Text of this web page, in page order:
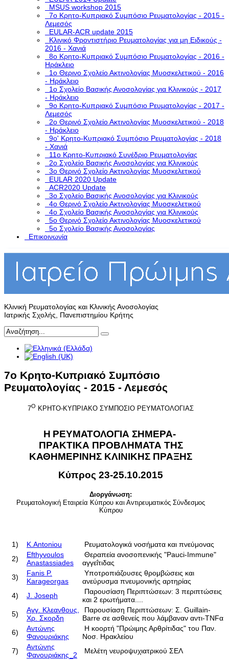
MSUS workshop 2015
7ο Κρητο-Κυπριακό Συμπόσιο Ρευματολογίας - 2015 -
Λεμεσός
EULAR-ACR update 2015
Κλινικό Φροντιστήριο Ρευματολογίας για μη Ειδικούς -
2016 - Χανιά
8ο Κρητο-Κυπριακό Συμπόσιο Ρευματολογίας - 2016 -
Ηράκλειο
1ο Θερινο Σχολείο Ακτινολογίας Μυοσκελετικού - 2016
- Ηράκλειο
1o Σχολείο Βασικής Ανοσολογίας για Κλινικούς - 2017
- Ηράκλειο
9ο Κρητο-Κυπριακό Συμπόσιο Ρευματολογίας - 2017 -
Λεμεσός
2ο Θερινό Σχολείο Ακτινολογίας Μυοσκελετικού - 2018
- Ηράκλειο
9ο' Κρητο-Κυπριακό Συμπόσιο Ρευματολογίας - 2018
- Χανιά
11ο Κρητο-Κυπριακό Συνέδριο Ρευματολογίας
2o Σχολείο Βασικής Ανοσολογίας για Κλινικούς
3o Θερινό Σχολείο Ακτινολογίας Μυοσκελετικού
EULAR 2020 Update
ACR2020 Update
3ο Σχολείο Βασικής Ανοσολογίας για Κλινικούς
4ο Θερινό Σχολείο Ακτινολογίας Μυοσκελετικού
4ο Σχολείο Βασικής Ανοσολογίας για Κλινικούς
5o Θερινό Σχολείο Ακτινολογίας Μυοσκελετικού
5ο Σχολείο Βασικής Ανοσολογίας
Επικοινωνία
Κλινική Ρευματολογίας και Κλινικής Ανοσολογίας
Ιατρικής Σχολής, Πανεπιστημίου Κρήτης
7ο Κρητο-Κυπριακό Συμπόσιο
Ρευματολογίας - 2015 - Λεμεσός
7Ο ΚΡΗΤΟ-ΚΥΠΡΙΑΚΟ ΣΥΜΠΟΣΙΟ ΡΕΥΜΑΤΟΛΟΓΙΑΣ
H ΡΕΥΜΑΤΟΛΟΓΙΑ ΣΗΜΕΡΑ-
ΠΡΑΚΤΙΚΑ ΠΡΟΒΛΗΜΑΤΑ ΤΗΣ
ΚΑΘΗΜΕΡΙΝΗΣ ΚΛΙΝΙΚΗΣ ΠΡΑΞΗΣ
Κύπρος 23-25.10.2015
Διοργάνωση:
Ρευματολογική Εταιρεία Κύπρου και Αντιρευματικός Σύνδεσμος
Κύπρου
1) K.Antoniou
Ρευματολογικά νοσήματα και πνεύμονας
2)
Efthyvoulos
Anastassiades
Θεραπεία ανοσοπενικής "Pauci-Immune"
αγγεΐτιδας
3)
Fanis P.
Karageorgas
Υποτροπιάζουσες θρομβώσεις και
ανεύρυσμα πνευμονικής αρτηρίας
4)
J. Joseph
Παρουσίαση Περιπτώσεων: 3 περιπτώσεις
και 2 ερωτήματα....
5)
Αγγ. Κλεανθους,
Χρ. Σκορδη
Παρουσίαση Περιπτώσεων: Σ. Guillain-
Barre σε ασθενείς που λάμβαναν αντι-TNFα
6)
Αντώνης
Φανουριάκης
Η κοορτή "Πρώιμης Αρθρίτιδας" του Παν.
Νοσ. Ηρακλείου
7)
Αντώνης
Φανουριάκης_2
Μελέτη νευροψυχιατρικού ΣΕΛ